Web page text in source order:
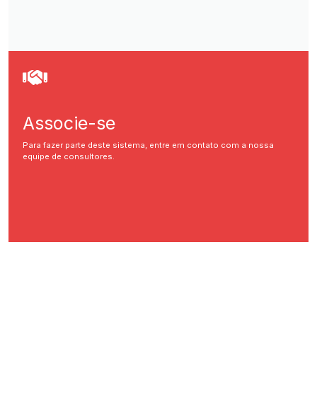
Associe-se
Para fazer parte deste sistema, entre em contato com a nossa
equipe de consultores.